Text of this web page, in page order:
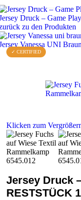
Druck – Game
zu den Produkten
Vanessa UNI
✓ CERTIFIED
Klicken zum
Jersey Druck
RESTSTÜCK